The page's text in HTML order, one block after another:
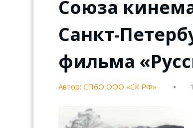
Союза
Санкт-
фильма
Автор: СПбО ООО «СК РФ»